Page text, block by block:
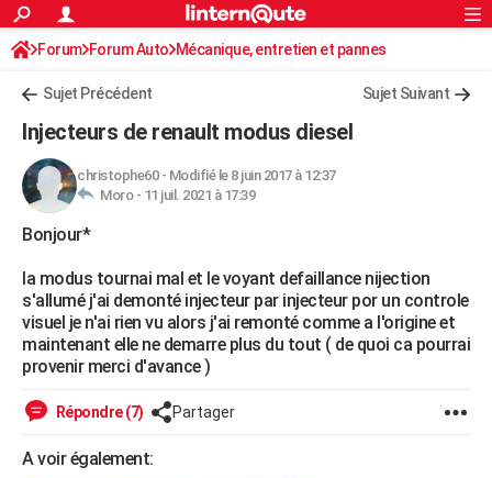
ACTUALITÉS
Politique
Société
Faits Divers
Education
Monde
Villes
+
FINANCE
Retraite
Impôts
Epargne
Immobilier
Risques naturels par ville
Banque
Assurance
Crédit
AUTO
Essais
Réserver un essai
Citadines
Berlines
SUV
Forum auto
+HIGH-TECH
Mobiles
Meilleur smartphone
Internet
Ordinateurs
Jeux vidéo
Guide high-tech
+BRICOLAGE
Forum
Aménagement intérieur
Extérieur
Cuisine
Salle de bains
Jardinage
Rangement
WEEK-END
Guides de France
Escapades
Patrimoine
Expositions
Musées
Week-end nature
+
Art de vivre
Bien-être
Loisirs
Mode
Modes de vie
Alimentation
Guide de la santé
Maladies
Médicaments
Sommeil
Rechercher
S'inscrire
Connexion
Forum Forum Auto Mécanique, entretien et pannes
Sujet Précédent Sujet Suivant
Injecteurs de renault modus diesel
christophe60- Modifié le 8 juin 2017 à 12:37
Moro - 11 juil. 2021 à 17:39
Bonjour*
la modus tournai mal et le voyant defaillance nijection
s'allumé j'ai demonté injecteur par injecteur por un controle
visuel je n'ai rien vu alors j'ai remonté comme a l'origine et
maintenant elle ne demarre plus du tout ( de quoi ca pourrai
provenir merci d'avance )
Répondre (7) Partager
A voir également: